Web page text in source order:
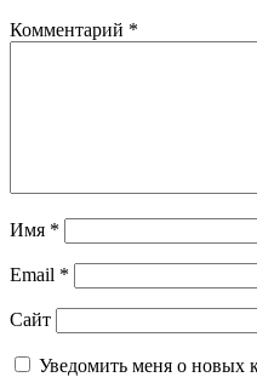
Комментарий *
Имя *
Email *
Сайт
Уведомить меня о новых